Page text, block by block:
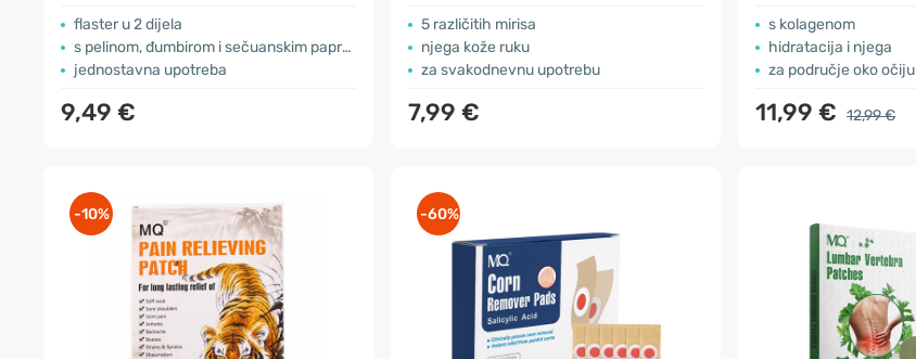
flaster u 2 dijela
s pelinom, đumbirom i sečuanskim paprom
jednostavna upotreba
9,49 €
5 različitih mirisa
njega kože ruku
za svakodnevnu upotrebu
7,99 €
s kolagenom
hidratacija i njega
za područje oko očiju
11,99 € 12,99 €
-10% -60%